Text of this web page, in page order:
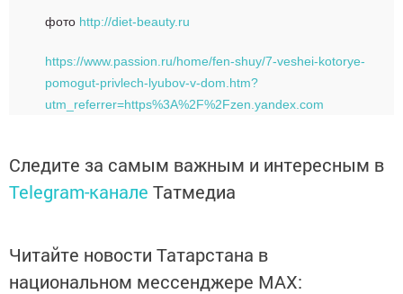
фото http://diet-beauty.ru
https://www.passion.ru/home/fen-shuy/7-veshei-kotorye-
pomogut-privlech-lyubov-v-dom.htm?
utm_referrer=https%3A%2F%2Fzen.yandex.com
Следите за самым важным и интересным в
Telegram-канале Татмедиа
Читайте новости Татарстана в
национальном мессенджере MАХ: